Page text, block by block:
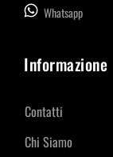
Whatsapp
Informazione
Contatti
Chi Siamo